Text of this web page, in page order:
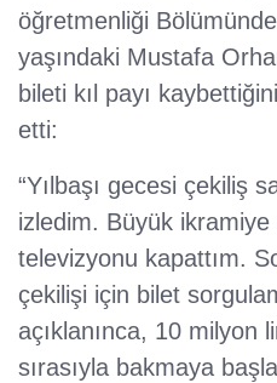
öğretmenliği
yaşındaki Mustafa
bileti kıl payı
etti:
“Yılbaşı gecesi çekiliş
izledim. Büyük ikramiye
televizyonu kapattım.
çekilişi için bilet
açıklanınca, 10 milyon
sırasıyla bakmaya